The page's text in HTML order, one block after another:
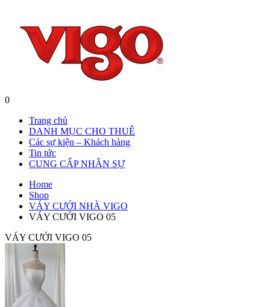
0
Trang chủ
DANH MỤC CHO THUÊ
Các sự kiện – Khách hàng
Tin tức
CUNG CẤP NHÂN SỰ
Home
Shop
VÁY CƯỚI NHÀ VIGO
VÁY CƯỚI VIGO 05
VÁY CƯỚI VIGO 05